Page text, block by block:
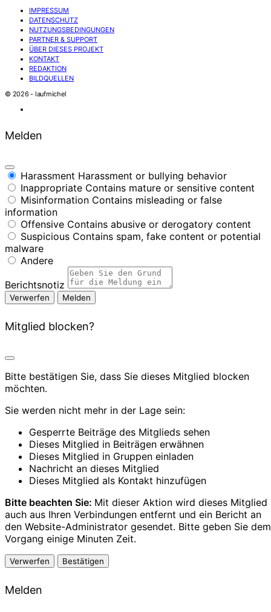
IMPRESSUM
DATENSCHUTZ
NUTZUNGSBEDINGUNGEN
PARTNER & SUPPORT
ÜBER DIESES PROJEKT
KONTAKT
REDAKTION
BILDQUELLEN
© 2026 - laufmichel
Melden
Harassment Harassment or bullying behavior
Inappropriate Contains mature or sensitive content
Misinformation Contains misleading or false
information
Offensive Contains abusive or derogatory content
Suspicious Contains spam, fake content or potential
malware
Andere
Berichtsnotiz
Melden
Mitglied blocken?
Bitte bestätigen Sie, dass Sie dieses Mitglied blocken
möchten.
Sie werden nicht mehr in der Lage sein:
Gesperrte Beiträge des Mitglieds sehen
Dieses Mitglied in Beiträgen erwähnen
Dieses Mitglied in Gruppen einladen
Nachricht an dieses Mitglied
Dieses Mitglied als Kontakt hinzufügen
Bitte beachten Sie: Mit dieser Aktion wird dieses Mitglied
auch aus Ihren Verbindungen entfernt und ein Bericht an
den Website-Administrator gesendet. Bitte geben Sie dem
Vorgang einige Minuten Zeit.
Bestätigen
Melden